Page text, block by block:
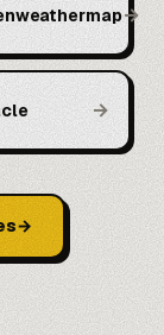
→
→